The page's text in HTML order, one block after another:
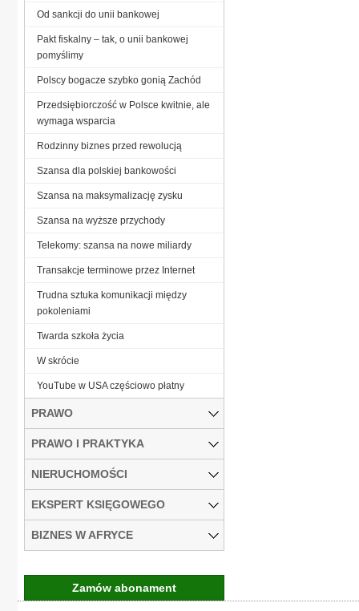
Od sankcji do unii bankowej
Pakt fiskalny – tak, o unii bankowej
pomyślimy
Polscy bogacze szybko gonią Zachód
Przedsiębiorczość w Polsce kwitnie, ale
wymaga wsparcia
Rodzinny biznes przed rewolucją
Szansa dla polskiej bankowości
Szansa na maksymalizację zysku
Szansa na wyższe przychody
Telekomy: szansa na nowe miliardy
Transakcje terminowe przez Internet
Trudna sztuka komunikacji między
pokoleniami
Twarda szkoła życia
W skrócie
YouTube w USA częściowo płatny
PRAWO
PRAWO I PRAKTYKA
NIERUCHOMOŚCI
EKSPERT KSIĘGOWEGO
BIZNES W AFRYCE
Zamów abonament